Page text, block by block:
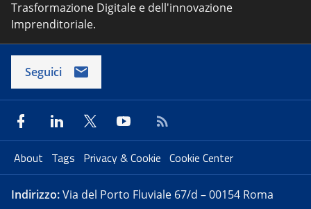
Trasformazione Digitale e dell'innovazione
Imprenditoriale.
Seguici
About Tags Privacy & Cookie Cookie Center
Indirizzo:Via del Porto Fluviale 67/d – 00154 Roma